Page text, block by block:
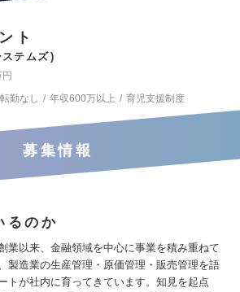
ト
テムズ
転勤なし 年収600万以上 育児支援制度
募集情報
るのか
業以来、金融領域を中心に事業を積み重ねて
製造業の生産管理・原価管理・販売管理を語
トが社内に育ってきています。知見を起点